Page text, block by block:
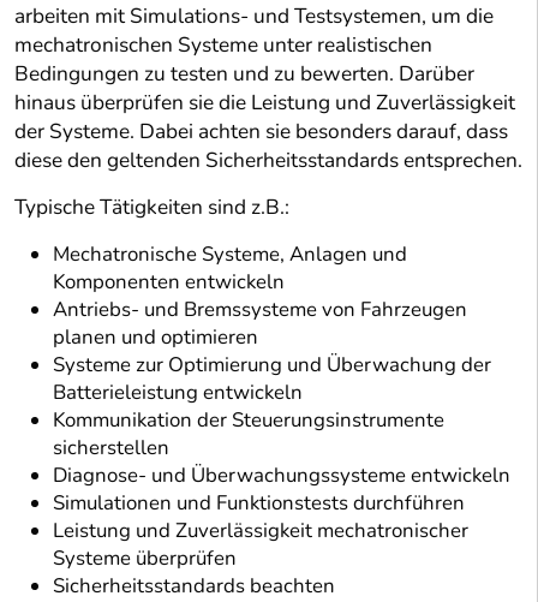
arbeiten mit Simulations- und Testsystemen, um die
mechatronischen Systeme unter realistischen
Bedingungen zu testen und zu bewerten. Darüber
hinaus überprüfen sie die Leistung und Zuverlässigkeit
der Systeme. Dabei achten sie besonders darauf, dass
diese den geltenden Sicherheitsstandards entsprechen.
Typische Tätigkeiten sind z.B.:
Mechatronische Systeme, Anlagen und
Komponenten entwickeln
Antriebs- und Bremssysteme von Fahrzeugen
planen und optimieren
Systeme zur Optimierung und Überwachung der
Batterieleistung entwickeln
Kommunikation der Steuerungsinstrumente
sicherstellen
Diagnose- und Überwachungssysteme entwickeln
Simulationen und Funktionstests durchführen
Leistung und Zuverlässigkeit mechatronischer
Systeme überprüfen
Sicherheitsstandards beachten